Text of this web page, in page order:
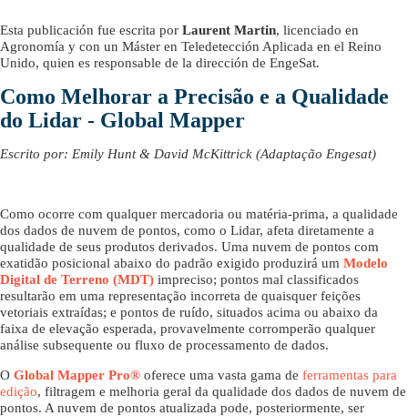
Esta publicación fue escrita por Laurent Martin, licenciado en
Agronomía y con un Máster en Teledetección Aplicada en el Reino
Unido, quien es responsable de la dirección de EngeSat.
Como Melhorar a Precisão e a Qualidade
do Lidar - Global Mapper
Escrito por: Emily Hunt & David McKittrick (Adaptação Engesat)
Como ocorre com qualquer mercadoria ou matéria-prima, a qualidade
dos dados de nuvem de pontos, como o Lidar, afeta diretamente a
qualidade de seus produtos derivados. Uma nuvem de pontos com
exatidão posicional abaixo do padrão exigido produzirá um Modelo
Digital de Terreno (MDT) impreciso; pontos mal classificados
resultarão em uma representação incorreta de quaisquer feições
vetoriais extraídas; e pontos de ruído, situados acima ou abaixo da
faixa de elevação esperada, provavelmente corromperão qualquer
análise subsequente ou fluxo de processamento de dados.
O Global Mapper Pro® oferece uma vasta gama de ferramentas para
edição, filtragem e melhoria geral da qualidade dos dados de nuvem de
pontos. A nuvem de pontos atualizada pode, posteriormente, ser